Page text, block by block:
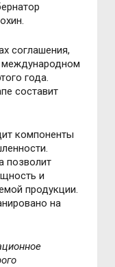
соглашения,
международном
года.
составит
компоненты
позволит
и
продукции.
на